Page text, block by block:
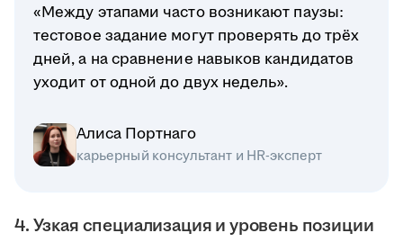
«Между этапами часто возникают паузы:
тестовое задание могут проверять до трёх
дней, а на сравнение навыков кандидатов
уходит от одной до двух недель».
Алиса Портнаго
карьерный консультант и HR-эксперт
4. Узкая специализация и уровень позиции